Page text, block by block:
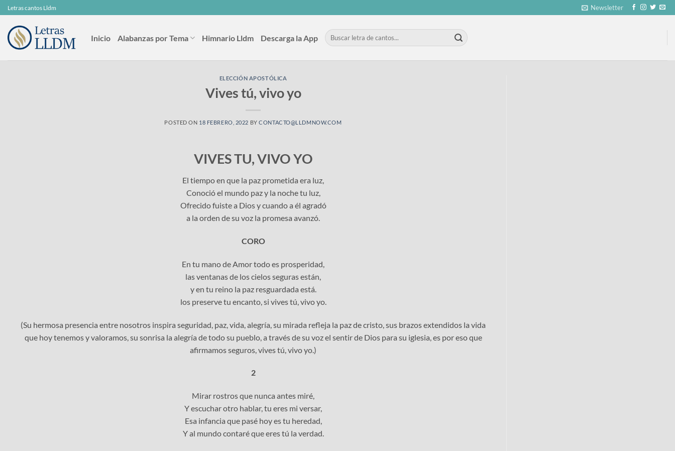
Skip
to
content
Letras cantos Lldm Newsletter
Inicio Alabanzas por Tema Himnario Lldm Descarga la App
ELECCIÓN APOSTÓLICA
Vives tú, vivo yo
POSTED ON 18 FEBRERO, 2022 BYCONTACTO@LLDMNOW.COM
VIVES TU, VIVO YO
El tiempo en que la paz prometida era luz,
Conoció el mundo paz y la noche tu luz,
Ofrecido fuiste a Dios y cuando a él agradó
a la orden de su voz la promesa avanzó.
CORO
En tu mano de Amor todo es prosperidad,
las ventanas de los cielos seguras están,
y en tu reino la paz resguardada está.
los preserve tu encanto, si vives tú, vivo yo.
(Su hermosa presencia entre nosotros inspira seguridad, paz, vida, alegría, su mirada refleja la paz de cristo, sus brazos extendidos la vida
que hoy tenemos y valoramos, su sonrisa la alegría de todo su pueblo, a través de su voz el sentir de Dios para su iglesia, es por eso que
afirmamos seguros, vives tú, vivo yo.)
2
Mirar rostros que nunca antes miré,
Y escuchar otro hablar, tu eres mi versar,
Esa infancia que pasé hoy es tu heredad,
Y al mundo contaré que eres tú la verdad.